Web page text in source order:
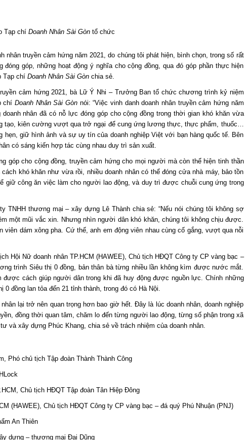
Tạp chí Doanh Nhân Sài Gòn tổ chức
nhân truyền cảm hứng năm 2021, do chúng tôi phát hiện, bình chọn, trong số rất
góp, những hoạt động ý nghĩa cho cộng đồng, qua đó góp phần thực hiện
Tạp chí Doanh Nhân Sài Gòn chia sẻ.
cảm hứng 2021, bà Lữ Ý Nhi – Trưởng Ban tổ chức chương trình kỷ niệm
chíDoanh Nhân Sài Gòn nói: “Việc vinh danh doanh nhân truyền cảm hứng năm
nhân đã có nỗ lực đóng góp cho cộng đồng trong thời gian khó khăn vừa
tạo, kiên cường vượt qua trở ngại để cung ứng lương thực, thực phẩm, thuốc…
giữ hình ảnh và sự uy tín của doanh nghiệp Việt với bạn hàng quốc tế. Bên
có sáng kiến hợp tác cùng nhau duy trì sản xuất.
góp cho cộng đồng, truyền cảm hứng cho mọi người mà còn thể hiện tinh thần
khó khăn như vừa rồi, nhiều doanh nhân có thể đóng cửa nhà máy, bảo tồn
giữ công ăn việc làm cho người lao động, và duy trì được chuỗi cung ứng trong
TNHH thương mại – xây dựng Lê Thành chia sẻ: “Nếu nói chúng tôi không sợ
một mũi vắc xin. Nhưng nhìn người dân khó khăn, chúng tôi không chịu được.
dám xông pha. Cứ thế, anh em động viên nhau cùng cố gắng, vượt qua nỗi
Hội Nữ doanh nhân TP.HCM (HAWEE), Chủ tịch HĐQT Công ty CP vàng bạc –
trình Siêu thị 0 đồng, bản thân bà từng nhiều lần không kìm được nước mắt.
cách giúp người dân trong khi đã huy động được nguồn lực. Chính những
đồng lan tỏa đến 21 tỉnh thành, trong đó có Hà Nội.
lại trở nên quan trọng hơn bao giờ hết. Đây là lúc doanh nhân, doanh nghiệp
đồng thời quan tâm, chăm lo đến từng người lao động, từng số phận trong xã
và xây dựng Phúc Khang, chia sẻ về trách nhiệm của doanh nhân.
Phó chủ tịch Tập đoàn Thành Thành Công
Chủ tịch HĐQT Tập đoàn Tân Hiệp Đông
(HAWEE), Chủ tịch HĐQT Công ty CP vàng bạc – đá quý Phú Nhuận (PNJ)
An Thiên
dựng – thương mại Đại Dũng